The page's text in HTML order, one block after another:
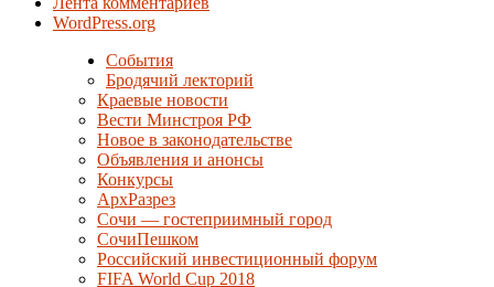
WordPress.org
События
Бродячий лекторий
Краевые новости
Вести Минстроя РФ
Новое в законодательстве
Объявления и анонсы
Конкурсы
АрхРазрез
Сочи — гостеприимный город
СочиПешком
Российский инвестиционный форум
FIFA World Cup 2018